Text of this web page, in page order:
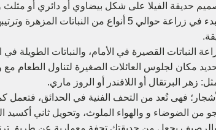
حديقة الفيلا على شكل بيضاوي أو دائري أو
يُمكنك البدء في زراعة حوالي 5 أنواع من
النباتات القصيرة في الأمام، والنباتات الطويلة في
مكان لجلوس العائلات الصغيرة لتناول الطعام
زهر البرتقال أو اللافندر أو الروز ماري.
فهى تُعد من التحف الفنية في الحدائق،
من الضوضاء و والهواء الملوث، وتحويل ثاني أكسيد
بالرصيف يجعل من حديقتك تحفة معمارية عن طريق